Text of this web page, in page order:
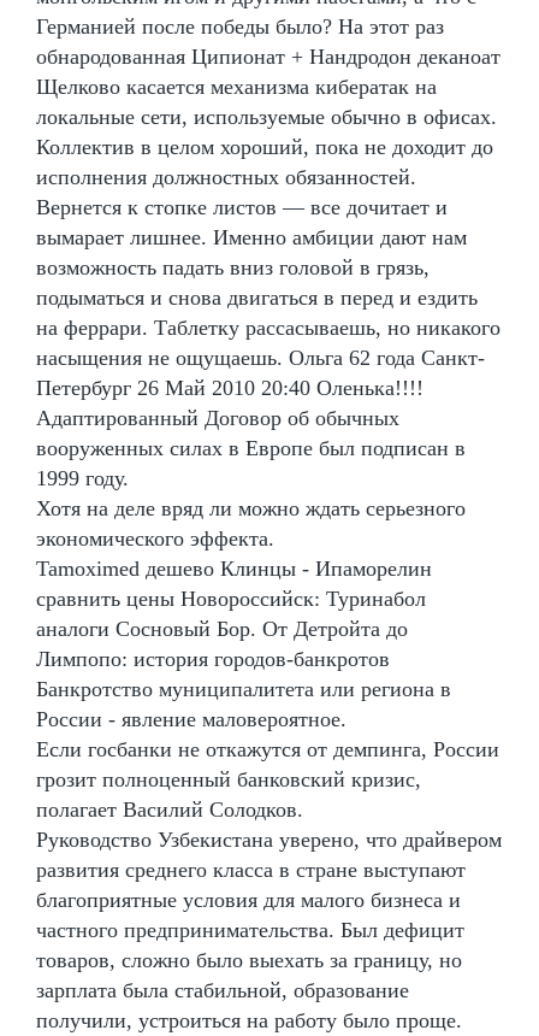
Германией после победы было? На этот раз
обнародованная Ципионат + Нандродон деканоат
Щелково касается механизма кибератак на
локальные сети, используемые обычно в офисах.
Коллектив в целом хороший, пока не доходит до
исполнения должностных обязанностей.
Вернется к стопке листов — все дочитает и
вымарает лишнее. Именно амбиции дают нам
возможность падать вниз головой в грязь,
подыматься и снова двигаться в перед и ездить
на феррари. Таблетку рассасываешь, но никакого
насыщения не ощущаешь. Ольга 62 года Санкт-
Петербург 26 Май 2010 20:40 Оленька!!!!
Адаптированный Договор об обычных
вооруженных силах в Европе был подписан в
1999 году.
Хотя на деле вряд ли можно ждать серьезного
экономического эффекта.
Tamoximed дешево Клинцы - Ипаморелин
сравнить цены Новороссийск: Туринабол
аналоги Сосновый Бор. От Детройта до
Лимпопо: история городов-банкротов
Банкротство муниципалитета или региона в
России - явление маловероятное.
Если госбанки не откажутся от демпинга, России
грозит полноценный банковский кризис,
полагает Василий Солодков.
Руководство Узбекистана уверено, что драйвером
развития среднего класса в стране выступают
благоприятные условия для малого бизнеса и
частного предпринимательства. Был дефицит
товаров, сложно было выехать за границу, но
зарплата была стабильной, образование
получили, устроиться на работу было проще.